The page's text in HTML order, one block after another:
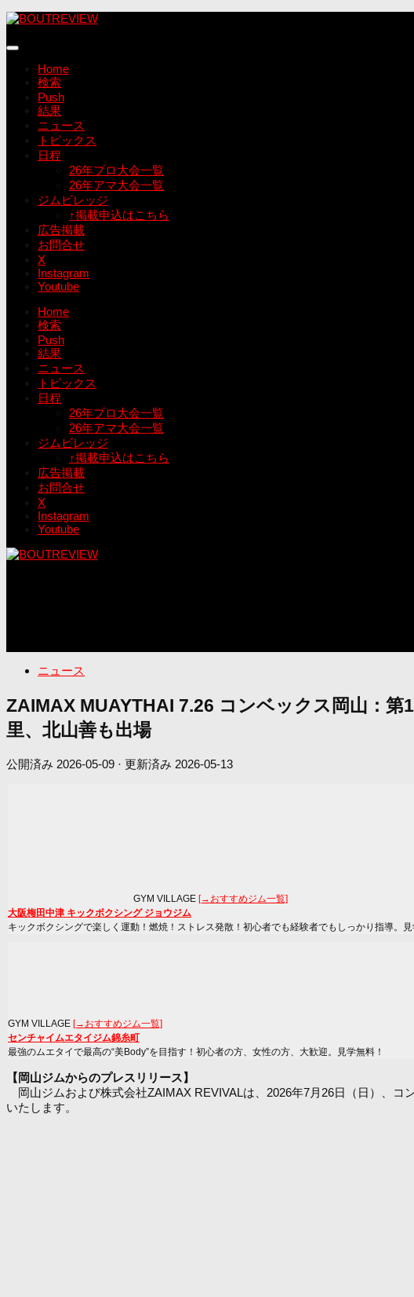
コ
テ
Home
検索
Push
結果
ニュース
トピックス
日程
26年プロ大会一覧
26年アマ大会一覧
ジムビレッジ
↑掲載申込はこちら
広告掲載
お問合せ
X
Instagram
Youtube
Home
検索
Push
結果
ニュース
トピックス
日程
26年プロ大会一覧
26年アマ大会一覧
ジムビレッジ
↑掲載申込はこちら
広告掲載
お問合せ
X
Instagram
Youtube
ニュース
ZAIMAX MUAYTHAI 7.26 コンベックス岡山：
里、北山善も出場
公開済み 2026-05-09 · 更新済み 2026-05-13
GYM VILLAGE [→おすすめジム一覧]
大阪梅田中津 キックボクシング ジョウジム
キックボクシングで楽しく運動！燃焼！ストレス発散！初心者でも経験者でもしっかり指導。見
GYM VILLAGE [→おすすめジム一覧]
センチャイムエタイジム錦糸町
最強のムエタイで最高の“美Body”を目指す！初心者の方、女性の方、大歓迎。見学無料！
【岡山ジムからのプレスリリース】
岡山ジムおよび株式会社ZAIMAX REVIVALは、2026年7月26日（日）、コ
いたします。